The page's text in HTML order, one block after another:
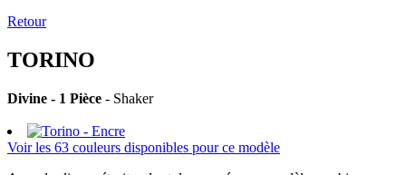
Retour
TORINO
Divine - 1 Pièce - Shaker
Voir les 63 couleurs disponibles pour ce modèle